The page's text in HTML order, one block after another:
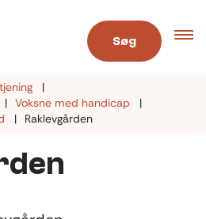
Søg
Voksne med handicap
Raklevgården